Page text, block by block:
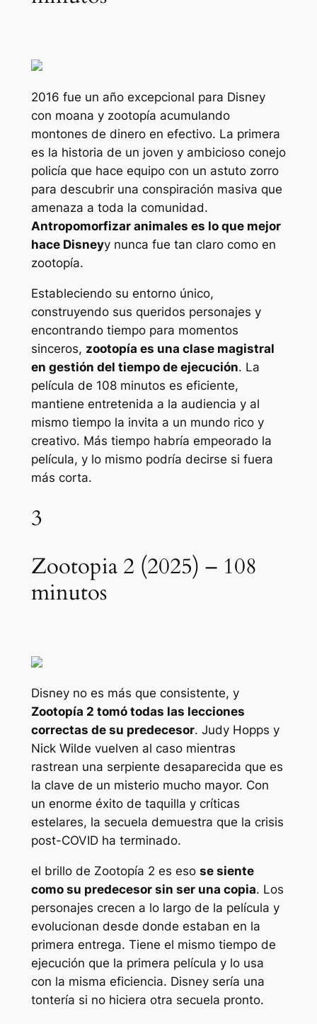
2016 fue un año excepcional para Disney
con moana y zootopía acumulando
montones de dinero en efectivo. La primera
es la historia de un joven y ambicioso conejo
policía que hace equipo con un astuto zorro
para descubrir una conspiración masiva que
amenaza a toda la comunidad.
Antropomorfizar animales es lo que mejor
hace Disneyy nunca fue tan claro como en
zootopía.
Estableciendo su entorno único,
construyendo sus queridos personajes y
encontrando tiempo para momentos
sinceros, zootopía es una clase magistral
en gestión del tiempo de ejecución. La
película de 108 minutos es eficiente,
mantiene entretenida a la audiencia y al
mismo tiempo la invita a un mundo rico y
creativo. Más tiempo habría empeorado la
película, y lo mismo podría decirse si fuera
más corta.
3
Zootopia 2 (2025) – 108
minutos
Disney no es más que consistente, y
Zootopía 2 tomó todas las lecciones
correctas de su predecesor. Judy Hopps y
Nick Wilde vuelven al caso mientras
rastrean una serpiente desaparecida que es
la clave de un misterio mucho mayor. Con
un enorme éxito de taquilla y críticas
estelares, la secuela demuestra que la crisis
post-COVID ha terminado.
el brillo de Zootopía 2 es eso se siente
como su predecesor sin ser una copia. Los
personajes crecen a lo largo de la película y
evolucionan desde donde estaban en la
primera entrega. Tiene el mismo tiempo de
ejecución que la primera película y lo usa
con la misma eficiencia. Disney sería una
tontería si no hiciera otra secuela pronto.